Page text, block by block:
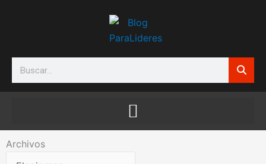
Search
Archivos
Archivos